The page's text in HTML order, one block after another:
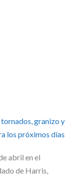
tornados, granizo y
los próximos días
abril en el
de Harris,